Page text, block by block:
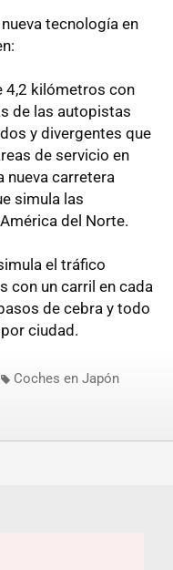
tecnología en
4,2 kilómetros con
de las autopistas
y divergentes que
de servicio en
nueva carretera
simula las
del Norte.
el tráfico
con un carril en cada
de cebra y todo
ciudad.
Coches en Japón